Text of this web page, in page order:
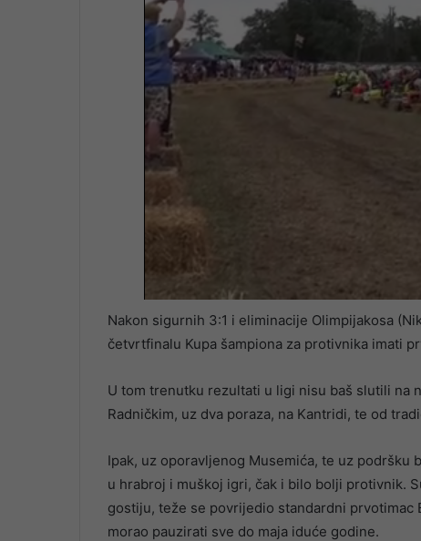
Nakon sigurnih 3:1 i eliminacije Olimpijakosa
četvrtfinalu Kupa šampiona za protivnika imati
U tom trenutku rezultati u ligi nisu baš slutili na
Radničkim, uz dva poraza, na Kantridi, te od
Ipak, uz oporavljenog Musemića, te uz podršku
u hrabroj i muškoj igri, čak i bilo bolji protivnik.
gostiju, teže se povrijedio standardni
morao pauzirati sve do maja iduće godine.